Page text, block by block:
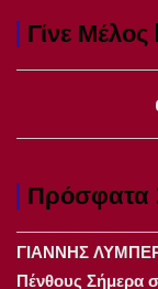
Γίνε
Πρόσφατα
ΓΙΑΝΝΗΣ
Πένθους Σήμερα